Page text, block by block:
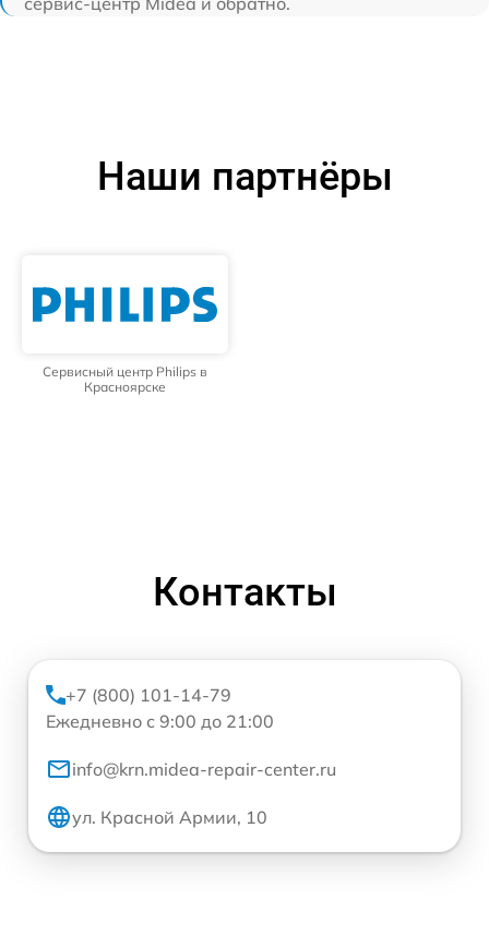
Наши партнёры
Сервисный центр Philips в
Красноярске
Контакты
+7 (800) 101-14-79
Ежедневно с 9:00 до 21:00
info@krn.midea-repair-center.ru
ул. Красной Армии, 10